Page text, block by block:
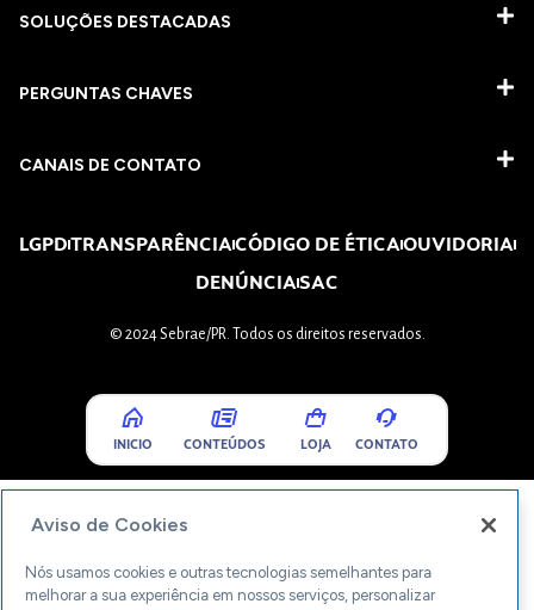
SOLUÇÕES DESTACADAS
PERGUNTAS CHAVES​
CANAIS DE CONTATO
LGPDTRANSPARÊNCIACÓDIGO DE ÉTICAOUVIDORIA
DENÚNCIASAC
© 2024 Sebrae/PR. Todos os direitos reservados.
INICIO CONTEÚDOS LOJA CONTATO
Aviso de Cookies
Nós usamos cookies e outras tecnologias semelhantes para
melhorar a sua experiência em nossos serviços, personalizar